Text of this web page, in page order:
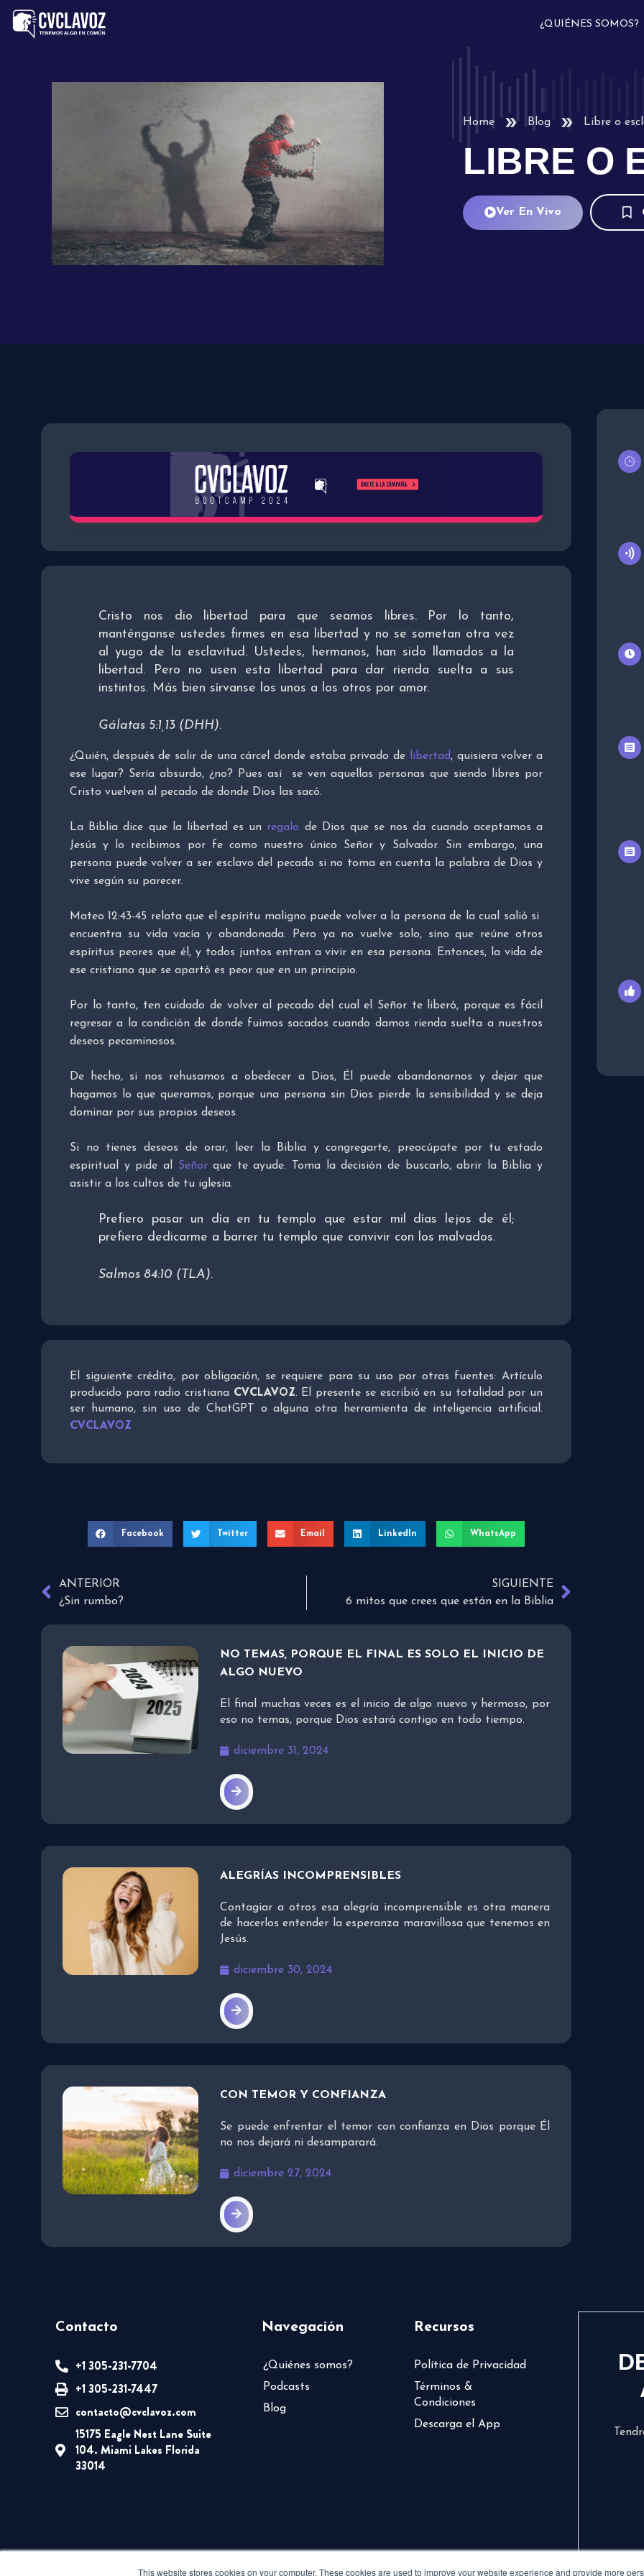
This website stores cookies on your computer. These cookies are used to improve your website experience and provide more
¿QUIÉNES SOMOS?
Home Blog Libre o
LIBRE O
Ver En Vivo
Cristo nos dio libertad para que seamos libres. Por lo tanto,
manténganse ustedes firmes en esa libertad y no se sometan otra vez
al yugo de la esclavitud. Ustedes, hermanos, han sido llamados a la
libertad. Pero no usen esta libertad para dar rienda suelta a sus
instintos. Más bien sírvanse los unos a los otros por amor.
Gálatas 5:1,13 (DHH).
¿Quién, después de salir de una cárcel donde estaba privado de libertad, quisiera volver a
ese lugar? Sería absurdo, ¿no? Pues así se ven aquellas personas que siendo libres por
Cristo vuelven al pecado de donde Dios las sacó.
La Biblia dice que la libertad es un regalo de Dios que se nos da cuando aceptamos a
Jesús y lo recibimos por fe como nuestro único Señor y Salvador. Sin embargo, una
persona puede volver a ser esclavo del pecado si no toma en cuenta la palabra de Dios y
vive según su parecer.
Mateo 12:43-45 relata que el espíritu maligno puede volver a la persona de la cual salió si
encuentra su vida vacía y abandonada. Pero ya no vuelve solo, sino que reúne otros
espíritus peores que él, y todos juntos entran a vivir en esa persona. Entonces, la vida de
ese cristiano que se apartó es peor que en un principio.
Por lo tanto, ten cuidado de volver al pecado del cual el Señor te liberó, porque es fácil
regresar a la condición de donde fuimos sacados cuando damos rienda suelta a nuestros
deseos pecaminosos.
De hecho, si nos rehusamos a obedecer a Dios, Él puede abandonarnos y dejar que
hagamos lo que queramos, porque una persona sin Dios pierde la sensibilidad y se deja
dominar por sus propios deseos.
Si no tienes deseos de orar, leer la Biblia y congregarte, preocúpate por tu estado
espiritual y pide al Señorque te ayude. Toma la decisión de buscarlo, abrir la Biblia y
asistir a los cultos de tu iglesia.
Prefiero pasar un día en tu templo que estar mil días lejos de él;
prefiero dedicarme a barrer tu templo que convivir con los malvados.
Salmos 84:10 (TLA).
El siguiente crédito, por obligación, se requiere para su uso por otras fuentes: Artículo
producido para radio cristiana CVCLAVOZ. El presente se escribió en su totalidad por un
ser humano, sin uso de ChatGPT o alguna otra herramienta de inteligencia artificial.
CVCLAVOZ
Facebook Twitter Email LinkedIn WhatsApp
ANTERIOR
¿Sin rumbo?
SIGUIENTE
6 mitos que crees que están en la Biblia
NO TEMAS, PORQUE EL FINAL ES SOLO EL INICIO DE
ALGO NUEVO
El final muchas veces es el inicio de algo nuevo y hermoso, por
eso no temas, porque Dios estará contigo en todo tiempo.
diciembre 31, 2024
ALEGRÍAS INCOMPRENSIBLES
Contagiar a otros esa alegría incomprensible es otra manera
de hacerlos entender la esperanza maravillosa que tenemos en
Jesús.
diciembre 30, 2024
CON TEMOR Y CONFIANZA
Se puede enfrentar el temor con confianza en Dios porque Él
no nos dejará ni desamparará.
diciembre 27, 2024
Contacto
+1 305-231-7704
+1 305-231-7447
contacto@cvclavoz.com
15175 Eagle Nest Lane Suite
104. Miami Lakes Florida
33014
Navegación
¿Quiénes somos?
Podcasts
Blog
Recursos
Política de Privacidad
Términos &
Condiciones
Descarga el App